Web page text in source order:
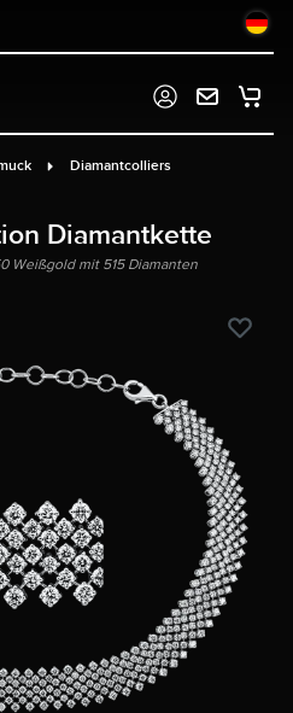
Diamantcolliers
Diamantkette
Weißgold mit 515 Diamanten